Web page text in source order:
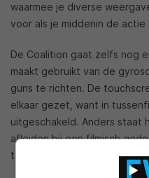
waarmee je diverse
voor als je middenin de actie
De Coalition gaat zelfs nog
maakt gebruikt van de
guns te richten. De
elkaar gezet, want in
uitgeschakeld. Anders staat
afleiden bij een filmisch
te kijken.